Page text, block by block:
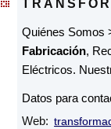
Quiénes Somos
Fabricación,
Eléctricos.
Datos para
Web: